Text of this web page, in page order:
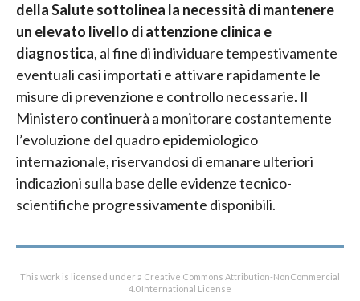
della Salute sottolinea la necessità di mantenere
un elevato livello di attenzione clinica e
diagnostica, al fine di individuare tempestivamente
eventuali casi importati e attivare rapidamente le
misure di prevenzione e controllo necessarie. Il
Ministero continuerà a monitorare costantemente
l’evoluzione del quadro epidemiologico
internazionale, riservandosi di emanare ulteriori
indicazioni sulla base delle evidenze tecnico-
scientifiche progressivamente disponibili.
This work is licensed under a Creative Commons Attribution-NonCommercial
4.0 International License